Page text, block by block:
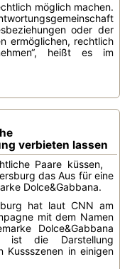
möglich machen.
oder der
ermöglichen, rechtlich
heißt es im
verbieten lassen
Paare küssen,
das Aus für eine
Dolce&Gabbana.
hat laut CNN am
mit dem Namen
Dolce&Gabbana
ist die Darstellung
Kussszenen in einigen